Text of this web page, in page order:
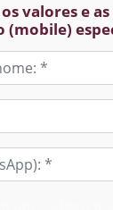
valores e
(mobile)